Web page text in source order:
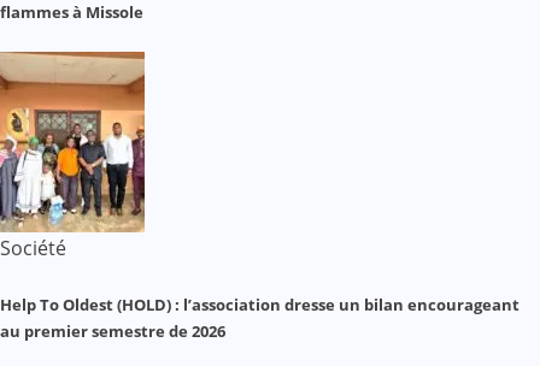
flammes à Missole
Société
Help To Oldest (HOLD) : l’association dresse un bilan encourageant
au premier semestre de 2026